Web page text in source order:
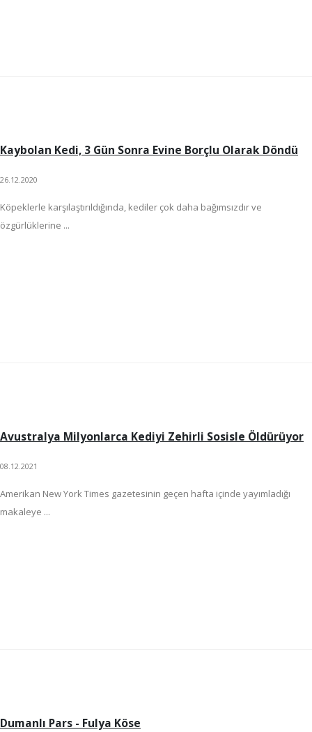
Kaybolan Kedi, 3 Gün Sonra Evine Borçlu Olarak Döndü
26.12.2020
Köpeklerle karşılaştırıldığında, kediler çok daha bağımsızdır ve
özgürlüklerine ...
Avustralya Milyonlarca Kediyi Zehirli Sosisle Öldürüyor
08.12.2021
Amerikan New York Times gazetesinin geçen hafta içinde yayımladığı
makaleye ...
Dumanlı Pars - Fulya Köse